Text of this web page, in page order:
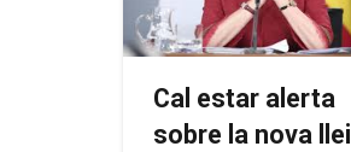
Cal estar alerta
sobre la nova llei